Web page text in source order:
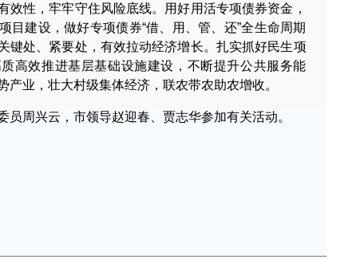
效性，牢牢守住风险底线。用好用活专项债券资金，
目建设，做好专项债券“借、用、管、还”全生命周期
键处、紧要处，有效拉动经济增长。扎实抓好民生项
高效推进基层基础设施建设，不断提升公共服务能
产业，壮大村级集体经济，联农带农助农增收。
员周兴云，市领导赵迎春、贾志华参加有关活动。